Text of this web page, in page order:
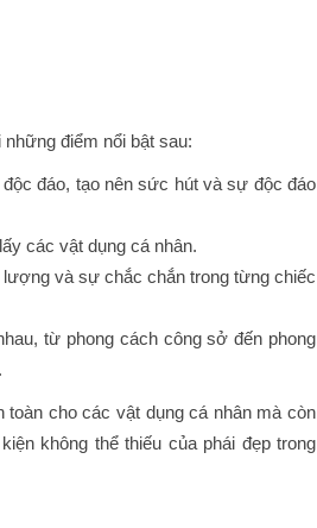
điểm nổi bật sau:
đáo, tạo nên sức hút và sự độc đáo
các vật dụng cá nhân.
và sự chắc chắn trong từng chiếc
từ phong cách công sở đến phong
cho các vật dụng cá nhân mà còn
không thể thiếu của phái đẹp trong